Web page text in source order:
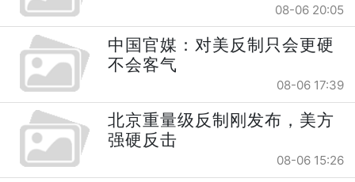
08-06 20:05
中国官媒：对美反制只会更硬
不会客气
08-06 17:39
北京重量级反制刚发布，美方
强硬反击
08-06 15:26